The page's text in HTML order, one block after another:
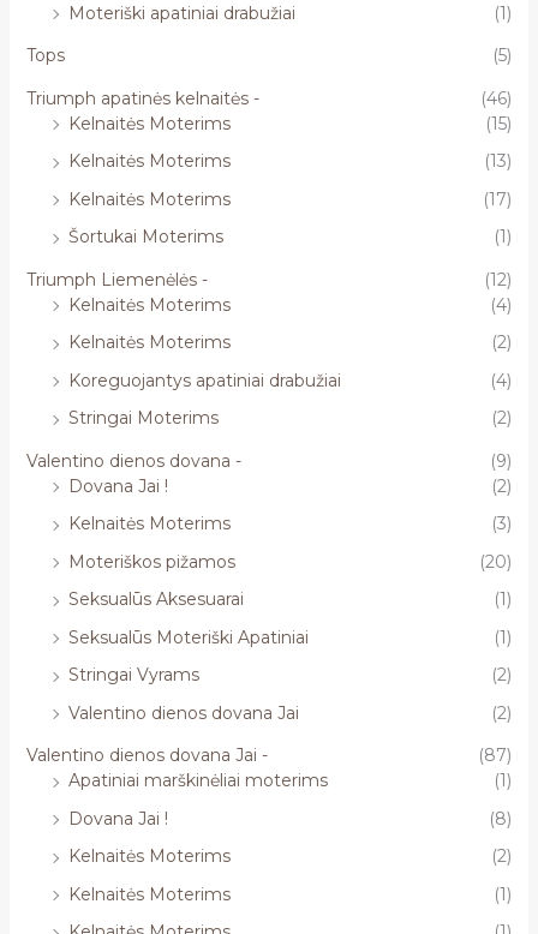
Moteriški apatiniai drabužiai
(1)
Tops
(5)
Triumph apatinės kelnaitės -
(46)
Kelnaitės Moterims
(15)
Kelnaitės Moterims
(13)
Kelnaitės Moterims
(17)
Šortukai Moterims
(1)
Triumph Liemenėlės -
(12)
Kelnaitės Moterims
(4)
Kelnaitės Moterims
(2)
Koreguojantys apatiniai drabužiai
(4)
Stringai Moterims
(2)
Valentino dienos dovana -
(9)
Dovana Jai !
(2)
Kelnaitės Moterims
(3)
Moteriškos pižamos
(20)
Seksualūs Aksesuarai
(1)
Seksualūs Moteriški Apatiniai
(1)
Stringai Vyrams
(2)
Valentino dienos dovana Jai
(2)
Valentino dienos dovana Jai -
(87)
Apatiniai marškinėliai moterims
(1)
Dovana Jai !
(8)
Kelnaitės Moterims
(2)
Kelnaitės Moterims
(1)